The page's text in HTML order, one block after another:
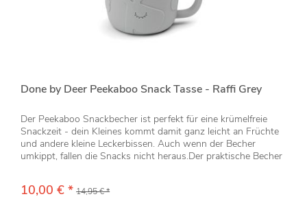
Done by Deer Peekaboo Snack Tasse - Raffi Grey
Der Peekaboo Snackbecher ist perfekt für eine krümelfreie
Snackzeit - dein Kleines kommt damit ganz leicht an Früchte
und andere kleine Leckerbissen. Auch wenn der Becher
umkippt, fallen die Snacks nicht heraus.Der praktische Becher
10,00 € * 14,95 € *